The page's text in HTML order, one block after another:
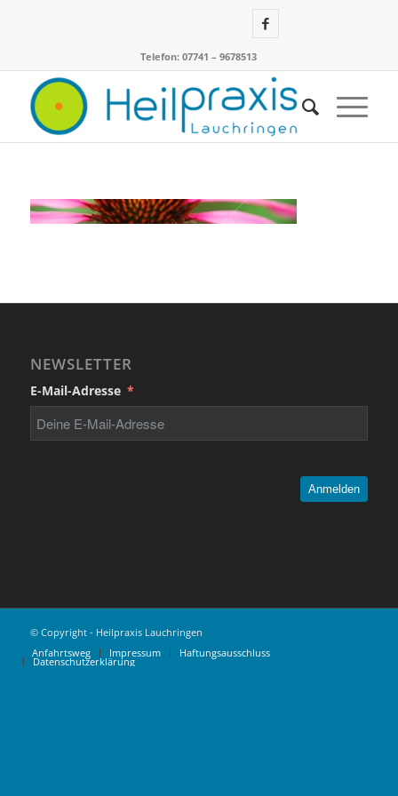
Telefon: 07741 – 9678513
NEWSLETTER
E-Mail-Adresse
Anmelden
© Copyright - Heilpraxis Lauchringen
Anfahrtsweg
Impressum Haftungsausschluss
Datenschutzerklärung